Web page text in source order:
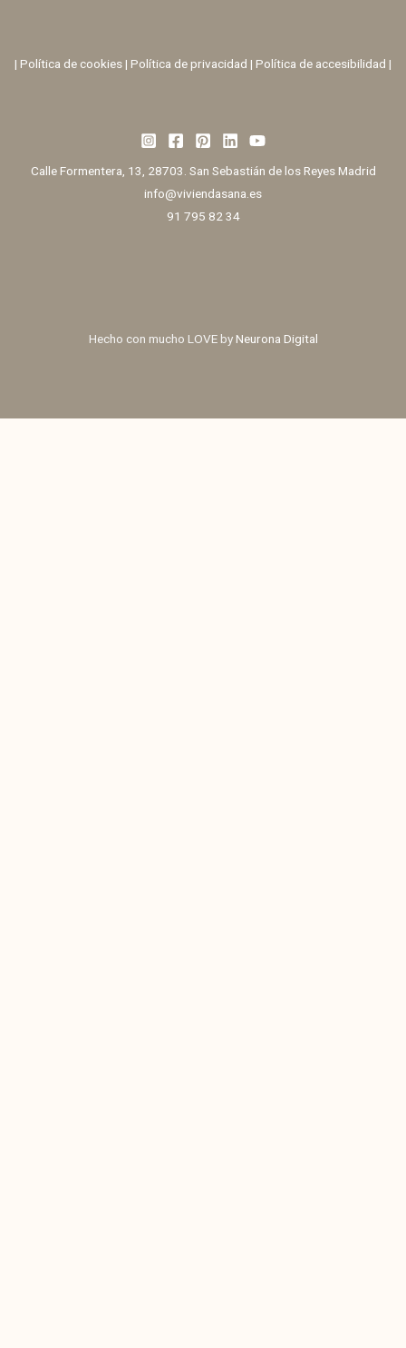
| Política de cookies| Política de privacidad | Política de accesibilidad |
Calle Formentera, 13, 28703. San Sebastián de los Reyes Madrid
info@viviendasana.es
91 795 82 34
Hecho con mucho LOVE byNeurona Digital